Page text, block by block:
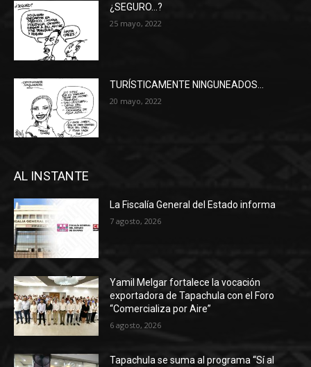
¿SEGURO…?
25 mayo, 2022
TURÍSTICAMENTE NINGUNEADOS…
20 mayo, 2022
AL INSTANTE
La Fiscalía General del Estado informa
7 agosto, 2026
Yamil Melgar fortalece la vocación
exportadora de Tapachula con el Foro
“Comercializa por Aire”
6 agosto, 2026
Tapachula se suma al programa “Sí al